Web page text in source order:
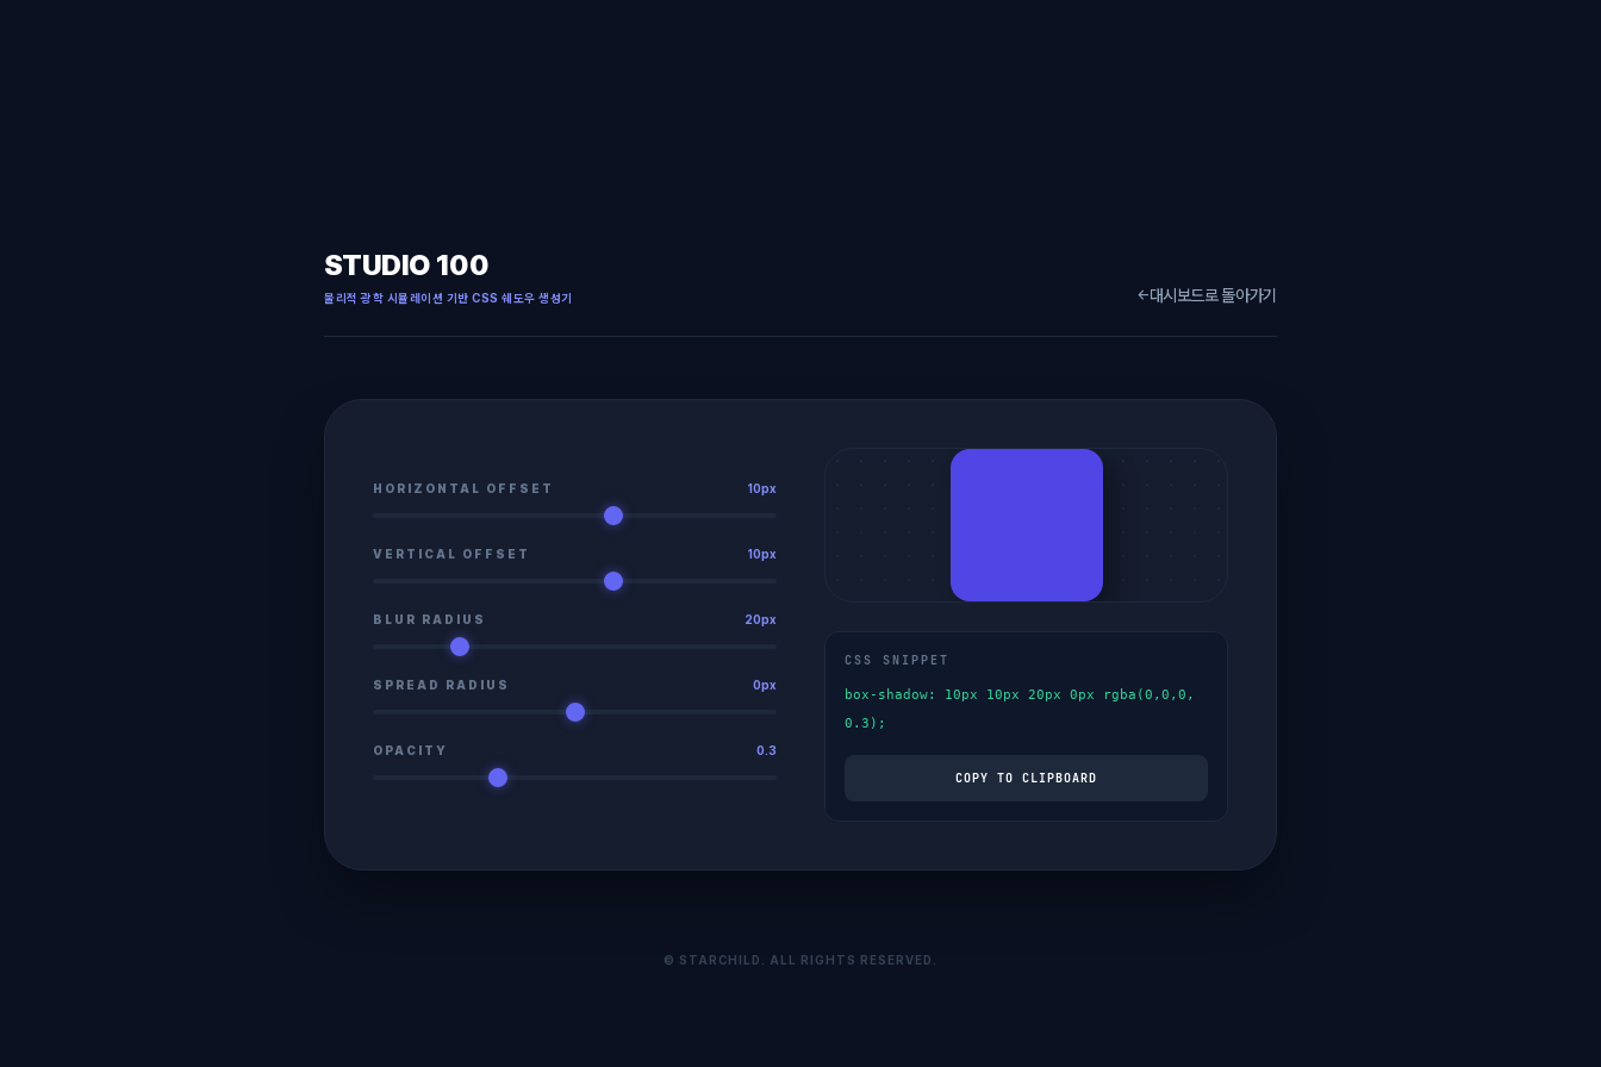
STUDIO 100
물리적 광학 시뮬레이션 기반 CSS 쉐도우 생성기 ←대시보드로 돌아가기
HORIZONTAL OFFSET 10px
VERTICAL OFFSET 10px
BLUR RADIUS 20px
SPREAD RADIUS 0px
OPACITY 0.3
CSS SNIPPET
box-shadow: 10px 10px 20px 0px rgba(0,0,0,
0.3);
COPY TO CLIPBOARD
© STARCHILD. ALL RIGHTS RESERVED.